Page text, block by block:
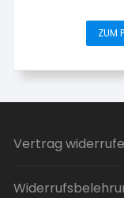
ZUM
Vertrag